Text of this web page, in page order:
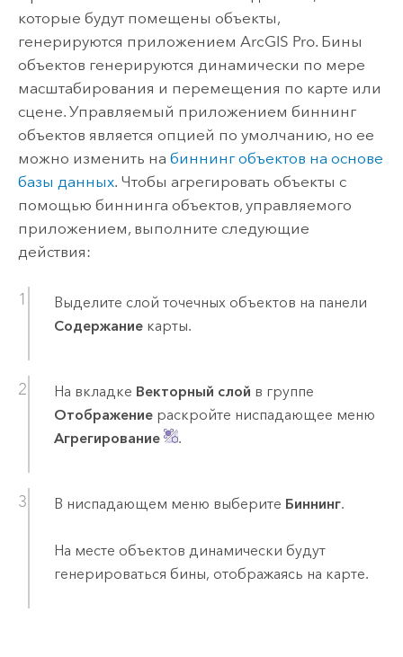
которые будут помещены объекты,
генерируются приложением ArcGIS Pro. Бины
объектов генерируются динамически по мере
масштабирования и перемещения по карте или
сцене. Управляемый приложением биннинг
объектов является опцией по умолчанию, но ее
можно изменить на биннинг объектов на основе
базы данных. Чтобы агрегировать объекты с
помощью биннинга объектов, управляемого
приложением, выполните следующие
действия:
Выделите слой точечных объектов на панели
Содержаниекарты.
На вкладке Векторный слой в группе
Отображениераскройте ниспадающее меню
Агрегирование
.
В ниспадающем меню выберите Биннинг.
На месте объектов динамически будут
генерироваться бины, отображаясь на карте.